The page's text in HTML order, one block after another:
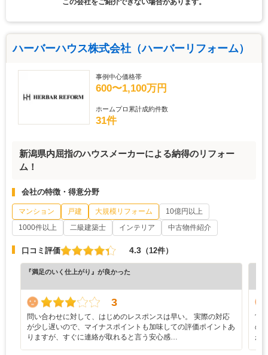
この会社をご紹介できない場合があります。
ハーバーハウス株式会社（ハーバーリフォーム）
事例中心価格帯
600〜1,100万円
ホームプロ累計成約件数
31件
新潟県内屈指のハウスメーカーによる納得のリフォー
ム！
会社の特徴・得意分野
マンション 戸建 大規模リフォーム
10億円以上
1000件以上
二級建築士 インテリア 中古物件紹介
口コミ評価 4.3 （12件）
『満足のいく仕上がり』が良かった
3
問い合わせに対して、はじめのレスポンスは早い。 実際の対応
が少し遅いので、マイナスポイントも加味しての評価ポイントあ
りますが、すぐに連絡が取れると言う安心感…
営
の3
が